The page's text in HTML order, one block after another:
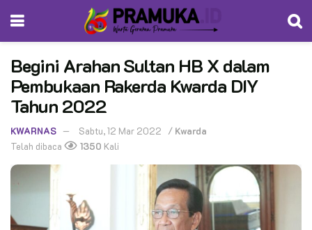
Begini Arahan Sultan HB X dalam
Pembukaan Rakerda Kwarda DIY
Tahun 2022
KWARNAS Sabtu, 12 Mar 2022 / Kwarda
Telah dibaca
1350 Kali